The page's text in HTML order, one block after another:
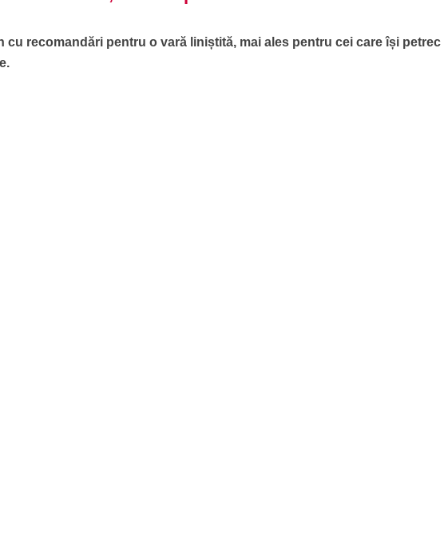
cu recomandări pentru o vară liniștită, mai ales pentru cei care își petrec